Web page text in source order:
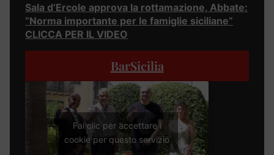
Sala d’Ercole approva la rottamazione, Abbate:
“Norma importante per le famiglie siciliane”
CLICCA PER IL VIDEO
BarSicilia
Fai clic per accettare i
cookie per questo servizio